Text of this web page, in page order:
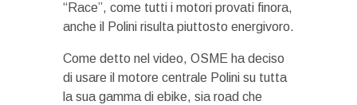
“Race”, come tutti i motori provati finora,
anche il Polini risulta piuttosto energivoro.
Come detto nel video, OSME ha deciso
di usare il motore centrale Polini su tutta
la sua gamma di ebike, sia road che